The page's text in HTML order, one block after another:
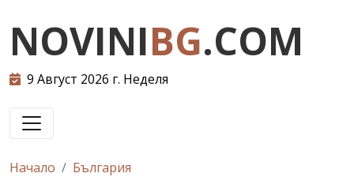
NOVINIBG.COM
9 Август 2026 г. Неделя
Начало
България